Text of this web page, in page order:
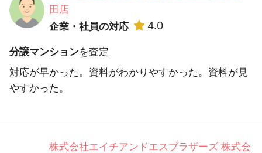
田店
企業・社員の対応
4.0
分譲マンションを査定
対応が早かった。資料がわかりやすかった。資料が見
やすかった。
株式会社エイチアンドエスブラザーズ 株式会